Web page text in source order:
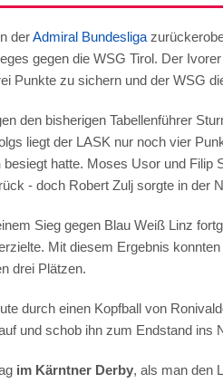
derAdmiral Bundesliga
gegen die WSG Tirol. Der
Punkte zu sichern und der WSG
den bisherigen Tabellenführer
liegt der LASK nur noch vier
besiegt hatte. Moses Usor und Filip
- doch Robert Zulj sorgte in der
Sieg gegen Blau Weiß Linz
Mit diesem Ergebnis
drei Plätzen.
durch einen Kopfball von
und schob ihn zum Endstand ins
im Kärntner Derby, als man den